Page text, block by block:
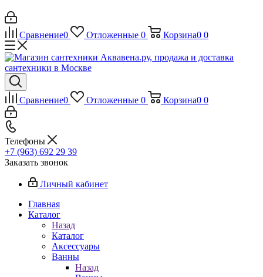
Сравнение0 Отложенные 0 Корзина0 0
Сравнение0 Отложенные 0 Корзина0 0
Телефоны
+7 (963) 692 29 39
Заказать звонок
Личный кабинет
Главная
Каталог
Назад
Каталог
Аксессуары
Ванны
Назад